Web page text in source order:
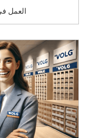
العمل